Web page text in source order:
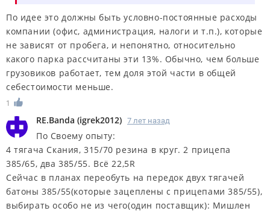
По идее это должны быть условно-постоянные расходы
компании (офис, администрация, налоги и т.п.), которые
не зависят от пробега, и непонятно, относительно
какого парка рассчитаны эти 13%. Обычно, чем больше
грузовиков работает, тем доля этой части в общей
себестоимости меньше.
1
RE.Banda (igrek2012) 7 лет назад
По Своему опыту:
4 тягача Скания, 315/70 резина в круг. 2 прицепа
385/65, два 385/55. Всё 22,5R
Сейчас в планах переобуть на передок двух тягачей
батоны 385/55(которые зацеплены с прицепами 385/55),
выбирать особо не из чего(один поставщик): Мишлен